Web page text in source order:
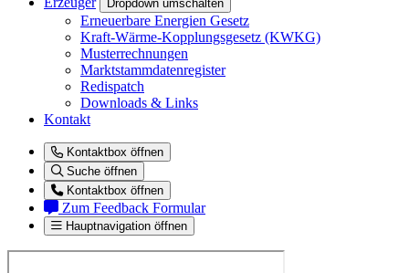
Dropdown umschalten
Erneuerbare Energien Gesetz
Kraft-Wärme-Kopplungsgesetz (KWKG)
Musterrechnungen
Marktstammdatenregister
Redispatch
Downloads & Links
Kontakt
Kontaktbox öffnen
Suche öffnen
Kontaktbox öffnen
Zum Feedback Formular
Hauptnavigation öffnen